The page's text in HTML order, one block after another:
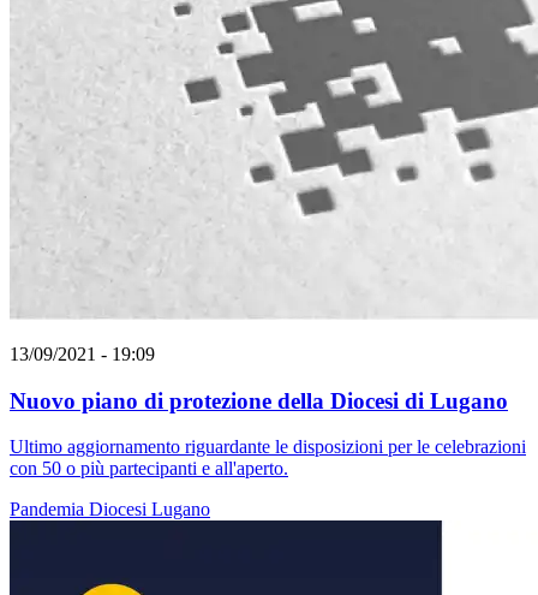
13/09/2021 - 19:09
Nuovo piano di protezione della Diocesi di Lugano
Ultimo aggiornamento riguardante le disposizioni per le celebrazioni
con 50 o più partecipanti e all'aperto.
Pandemia Diocesi Lugano